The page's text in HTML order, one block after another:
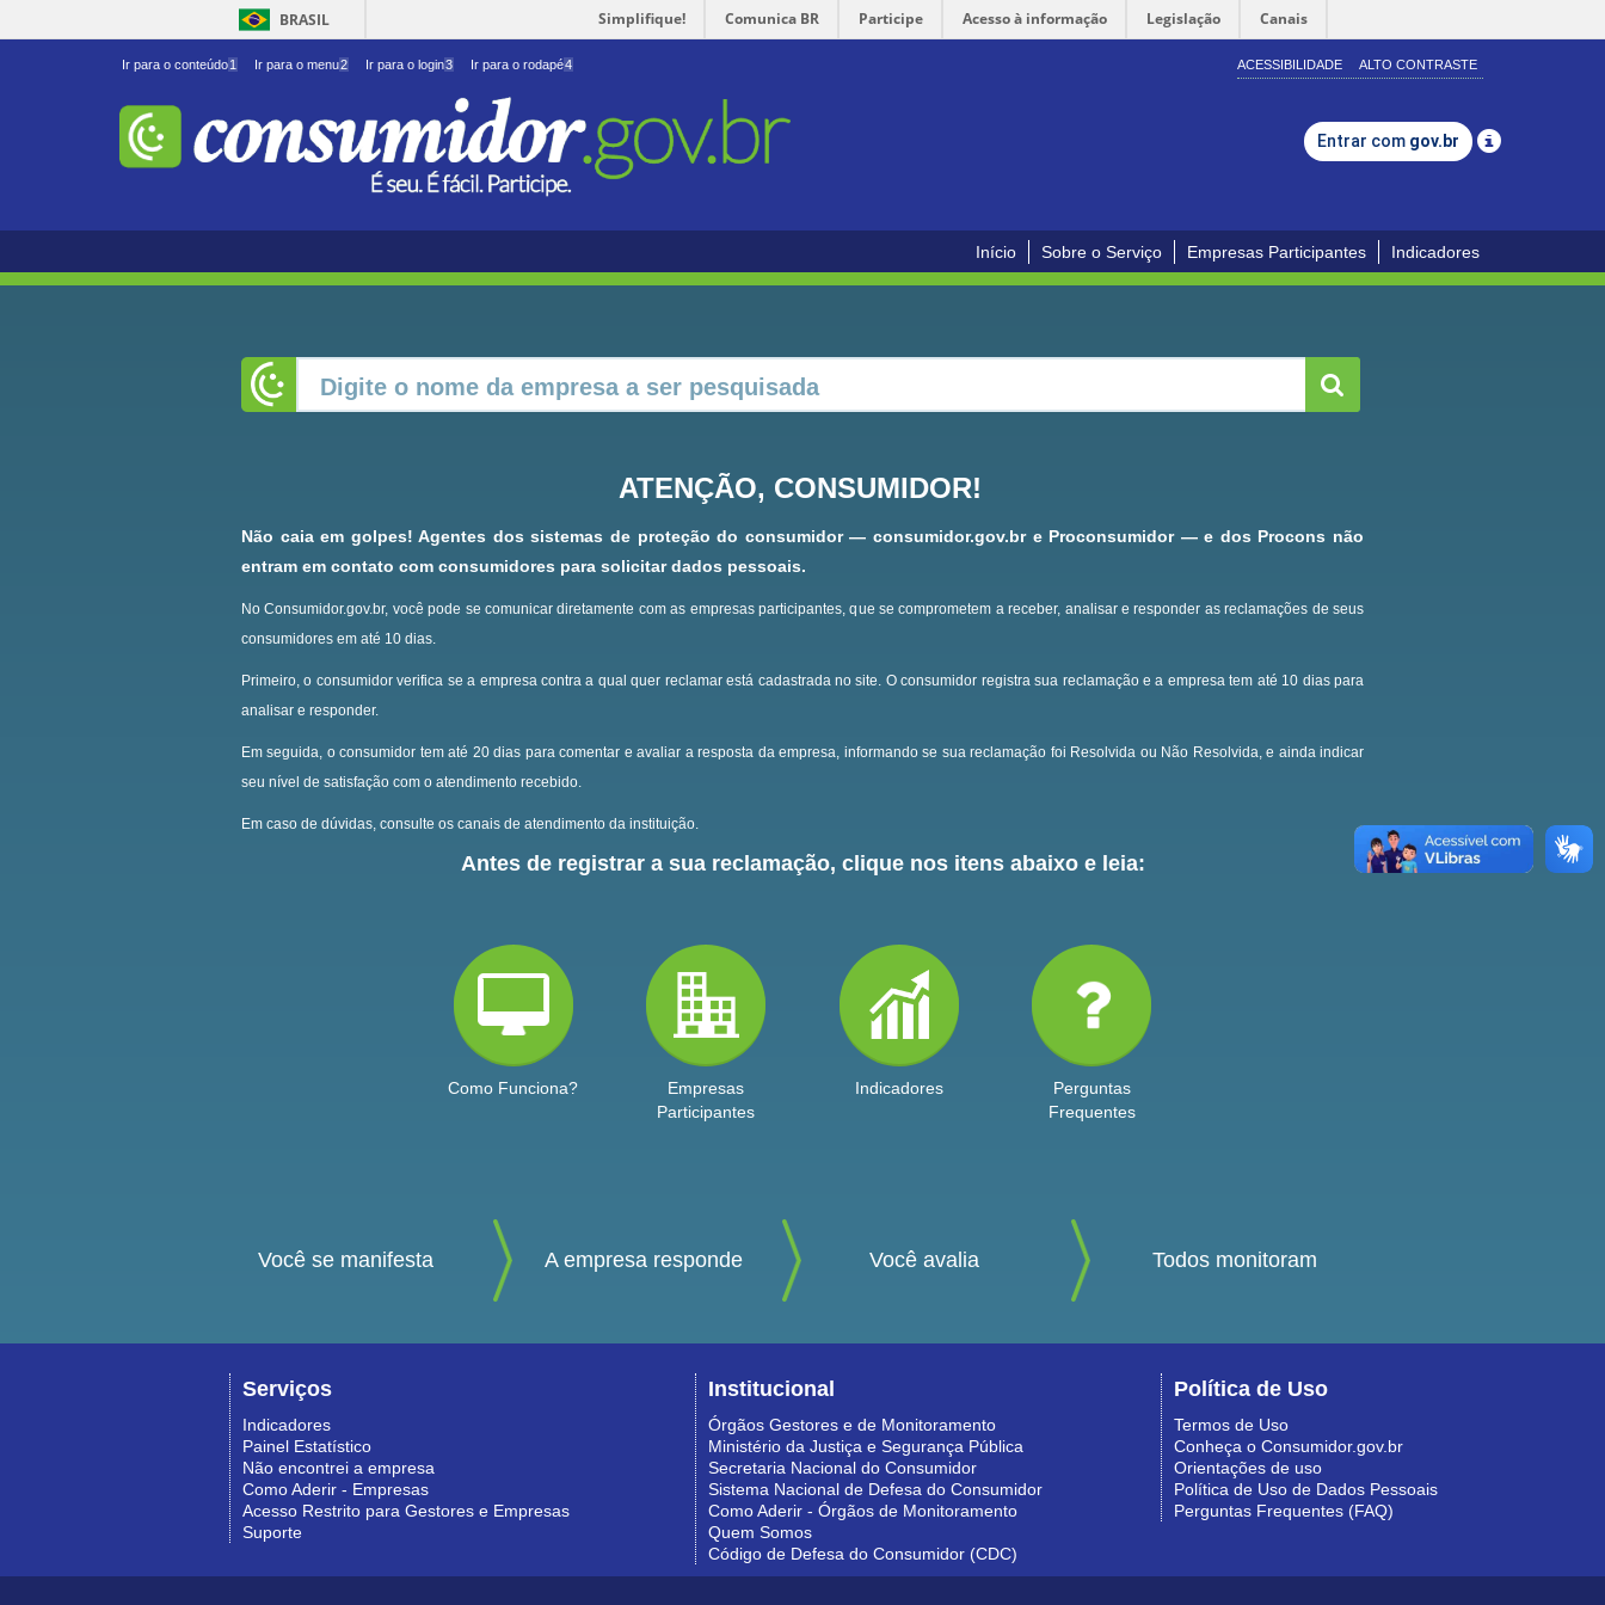
BRASIL Simplifique! Comunica BR Participe Acesso à informação Legislação Canais
Ir para o conteúdo1 Ir para o menu2 Ir para o login3 Ir para o rodapé4 ACESSIBILIDADE ALTO CONTRASTE
Entrar com gov.br
Início Sobre o Serviço Empresas Participantes Indicadores
ATENÇÃO, CONSUMIDOR!
Não caia em golpes! Agentes dos sistemas de proteção do consumidor — consumidor.gov.br e Proconsumidor — e dos Procons não
entram em contato com consumidores para solicitar dados pessoais.
No Consumidor.gov.br, você pode se comunicar diretamente com as empresas participantes, que se comprometem a receber, analisar e responder as reclamações de seus
consumidores em até 10 dias.
Primeiro, o consumidor verifica se a empresa contra a qual quer reclamar está cadastrada no site. O consumidor registra sua reclamação e a empresa tem até 10 dias para
analisar e responder.
Em seguida, o consumidor tem até 20 dias para comentar e avaliar a resposta da empresa, informando se sua reclamação foi Resolvida ou Não Resolvida, e ainda indicar
seu nível de satisfação com o atendimento recebido.
Em caso de dúvidas, consulte os canais de atendimento da instituição.
Antes de registrar a sua reclamação, clique nos itens abaixo e leia:
Como Funciona?
Empresas
Participantes
Indicadores
Perguntas
Frequentes
Você se manifesta A empresa responde Você avalia Todos monitoram
Serviços
Indicadores
Painel Estatístico
Não encontrei a empresa
Como Aderir - Empresas
Acesso Restrito para Gestores e Empresas
Suporte
Institucional
Órgãos Gestores e de Monitoramento
Ministério da Justiça e Segurança Pública
Secretaria Nacional do Consumidor
Sistema Nacional de Defesa do Consumidor
Como Aderir - Órgãos de Monitoramento
Quem Somos
Código de Defesa do Consumidor (CDC)
Política de Uso
Termos de Uso
Conheça o Consumidor.gov.br
Orientações de uso
Política de Uso de Dados Pessoais
Perguntas Frequentes (FAQ)